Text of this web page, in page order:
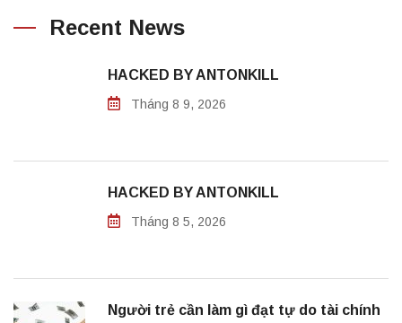
Recent News
HACKED BY ANTONKILL
Tháng 8 9, 2026
HACKED BY ANTONKILL
Tháng 8 5, 2026
Người trẻ cần làm gì đạt tự do tài chính